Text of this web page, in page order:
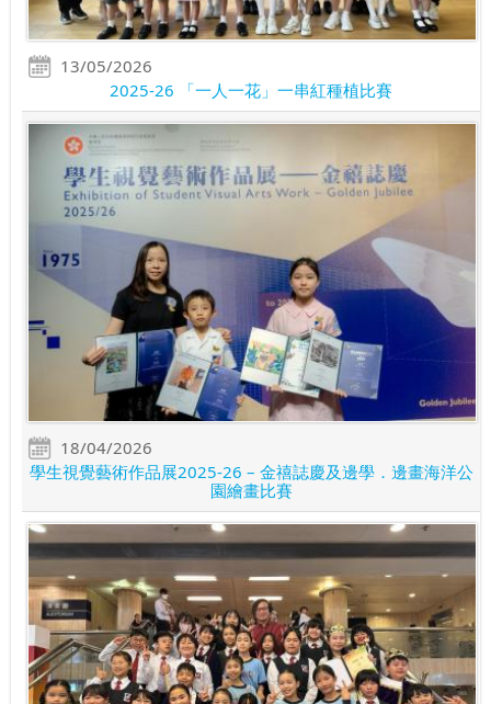
13/05/2026
2025-26 「一人一花」一串紅種植比賽
18/04/2026
學生視覺藝術作品展2025-26 – 金禧誌慶及邊學．邊畫海洋公
園繪畫比賽